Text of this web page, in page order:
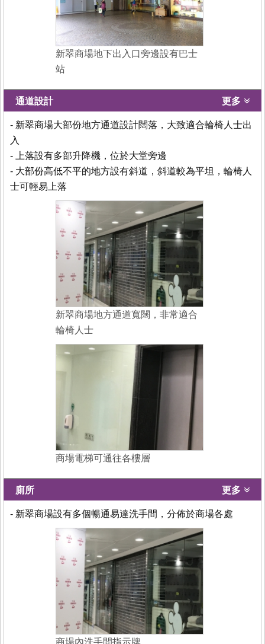
新翠商場地下出入口旁邊設有巴士
站
通道設計 更多
- 新翠商場大部份地方通道設計闊落，大致適合輪椅人士出
入
- 上落設有多部升降機，位於大堂旁邊
- 大部份高低不平的地方設有斜道，斜道較為平坦，輪椅人
士可輕易上落
新翠商場地方通道寬闊，非常適合
輪椅人士
商場電梯可通往各樓層
廁所 更多
- 新翠商場設有多個暢通易達洗手間，分佈於商場各處
商場內洗手間指示牌